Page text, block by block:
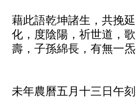
藉此語乾坤諸生，共挽
化，度陰陽，祈世道，
壽，子孫綿長，有無一
未年農曆五月十三日午